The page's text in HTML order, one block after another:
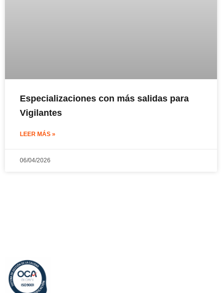
Especializaciones con más salidas para
Vigilantes
LEER MÁS »
06/04/2026